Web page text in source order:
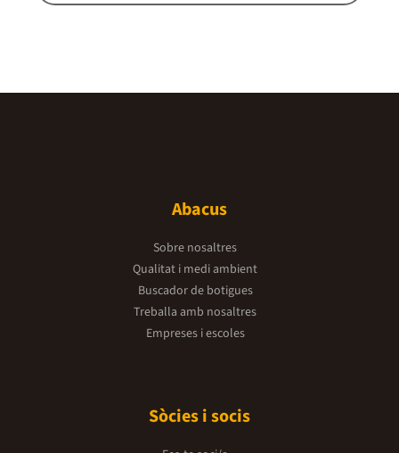
Abacus
Sobre nosaltres
Qualitat i medi ambient
Buscador de botigues
Treballa amb nosaltres
Empreses i escoles
Sòcies i socis